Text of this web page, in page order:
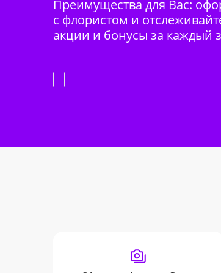
Преимущества для Вас:
с флористом и
акции и бонусы за каждый